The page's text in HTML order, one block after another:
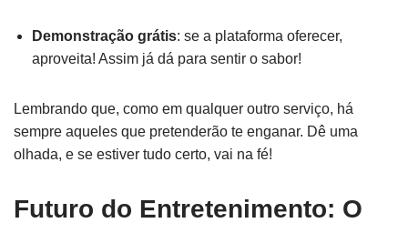
Demonstração grátis: se a plataforma oferecer,
aproveita! Assim já dá para sentir o sabor!
Lembrando que, como em qualquer outro serviço, há
sempre aqueles que pretenderão te enganar. Dê uma
olhada, e se estiver tudo certo, vai na fé!
Futuro do Entretenimento: O